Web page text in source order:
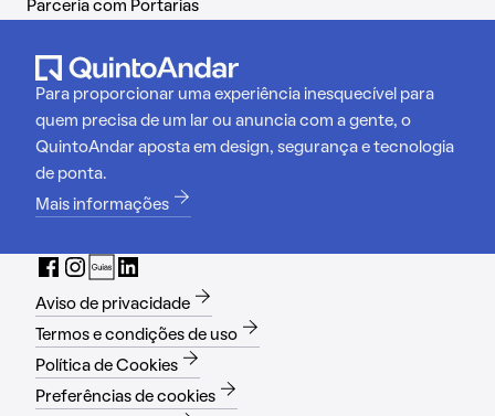
Parceria com Portarias
Para proporcionar uma experiência inesquecível para
quem precisa de um lar ou anuncia com a gente, o
QuintoAndar aposta em design, segurança e tecnologia
de ponta.
Mais informações
Aviso de privacidade
Termos e condições de uso
Política de Cookies
Preferências de cookies